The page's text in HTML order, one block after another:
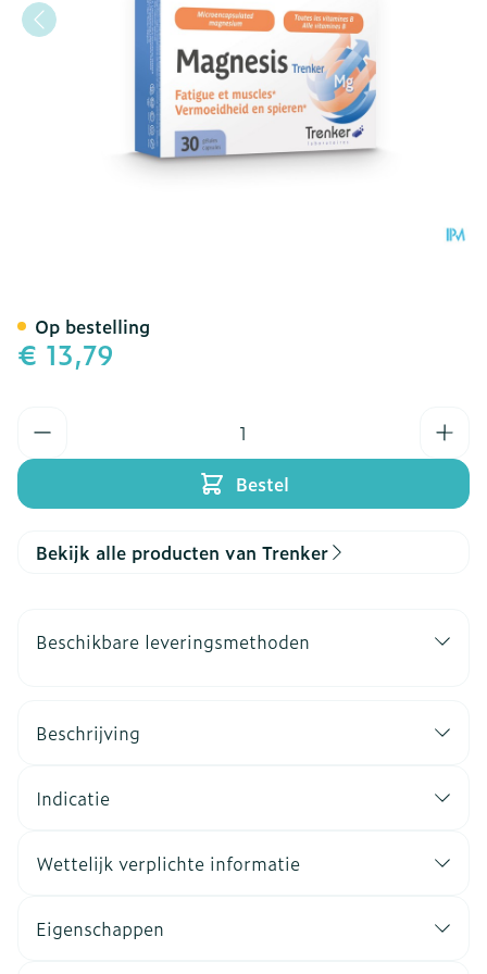
€ 13,79
Bestel
Op bestelling
Bekijk alle producten van Trenker
Beschikbare leveringsmethoden
Beschrijving
Indicatie
Wettelijk verplichte informatie
Eigenschappen